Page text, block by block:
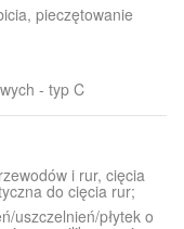
pieczętowanie
- typ C
i rur, cięcia
do cięcia rur;
uszczelnień/płytek o